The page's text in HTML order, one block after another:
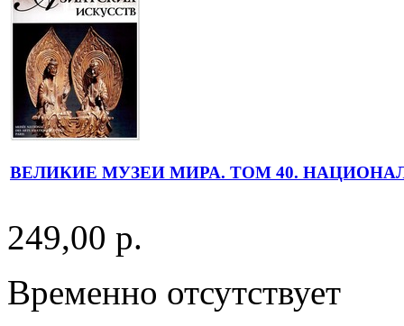
ВЕЛИКИЕ МУЗЕИ МИРА. ТОМ 40.
249,00 р.
Временно отсутствует